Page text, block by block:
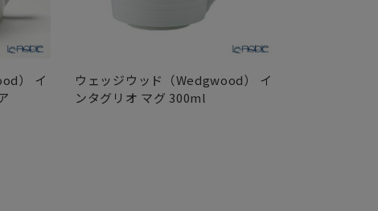
） イ
ウェッジウッド（Wedgwood） イ
ンタグリオ マグ 300ml